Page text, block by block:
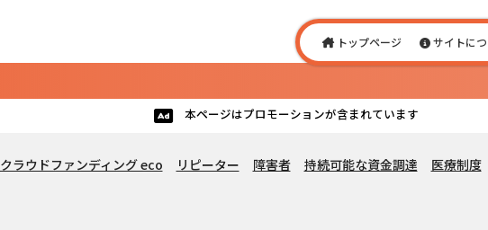
トップページ サイトに
本ページはプロモーションが含まれています
クラウドファンディング eco リピーター 障害者 持続可能な資金調達 医療制度